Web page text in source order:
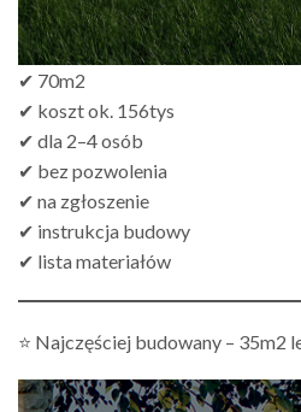
✔ 70m2
✔ koszt ok. 156tys
✔ dla 2–4 osób
✔ bez pozwolenia
✔ na zgłoszenie
✔ instrukcja budowy
✔ lista materiałów
⭐ Najczęściej budowany – 35m2